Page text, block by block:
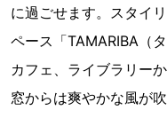
に過ごせます。スタイ
ペース「TAMARIBA（
カフェ、ライブラリー
窓からは爽やかな風が